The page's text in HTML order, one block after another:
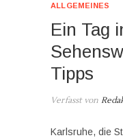
ALLGEMEINES
Ein Tag
Tipps
Verfasst von
Karlsruhe, die